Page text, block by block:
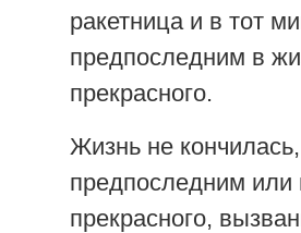
ракетница и в тот
предпоследним в
прекрасного.
Жизнь не
предпоследним
прекрасного,